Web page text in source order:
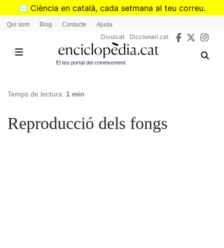
Vés
✉️ Ciència en català, cada setmana al teu correu.
➜Subscriu-te al butlletí de Divulcat
Qui som Blog Contacte Ajuda
Divulcat Diccionari.cat
El teu portal del coneixement
Temps de lectura: 1 min
Reproducció dels fongs